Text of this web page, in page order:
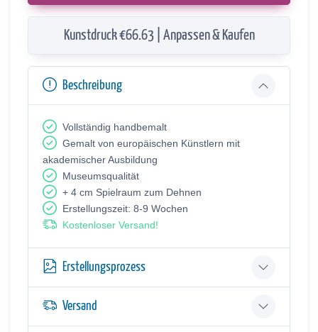
Kunstdruck €66.63 | Anpassen & Kaufen
Beschreibung
Vollständig handbemalt
Gemalt von europäischen Künstlern mit
akademischer Ausbildung
Museumsqualität
+ 4 cm Spielraum zum Dehnen
Erstellungszeit: 8-9 Wochen
Kostenloser Versand!
Erstellungsprozess
Versand